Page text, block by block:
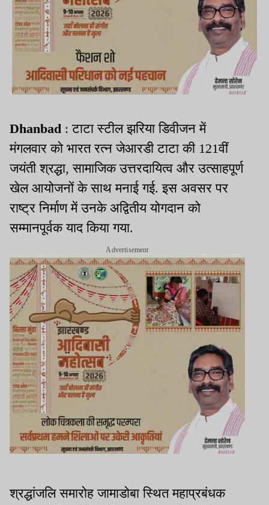
Dhanbad : टाटा स्टील झरिया डिवीजन में
मंगलवार को भारत रत्न जेआरडी टाटा की 121वीं
जयंती श्रद्धा, सामाजिक उत्तरदायित्व और उत्साहपूर्ण
खेल आयोजनों के साथ मनाई गई. इस अवसर पर
राष्ट्र निर्माण में उनके अद्वितीय योगदान को
सम्मानपूर्वक याद किया गया.
Advertisement
श्रद्धांजलि समारोह जामाडोबा स्थित महाप्रबंधक